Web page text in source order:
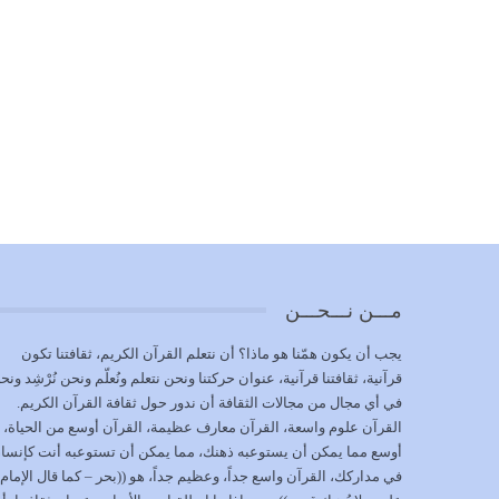
مـــن نـــحـــن
يجب أن يكون همّنا هو ماذا؟ أن نتعلم القرآن الكريم، ثقافتنا تكون
قرآنية، ثقافتنا قرآنية، عنوان حركتنا ونحن نتعلم ونُعلّم ونحن نُرْشِد
في أي مجال من مجالات الثقافة أن ندور حول ثقافة القرآن الكريم.
القرآن علوم واسعة، القرآن معارف عظيمة، القرآن أوسع من الحياة،
أوسع مما يمكن أن يستوعبه ذهنك، مما يمكن أن تستوعبه أنت
في مداركك، القرآن واسع جداً، وعظيم جداً، هو ((بحر – كما قال الإمام